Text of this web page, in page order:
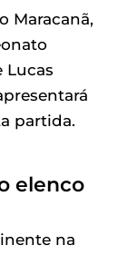
Maracanã,
Lucas
partida.
elenco
na